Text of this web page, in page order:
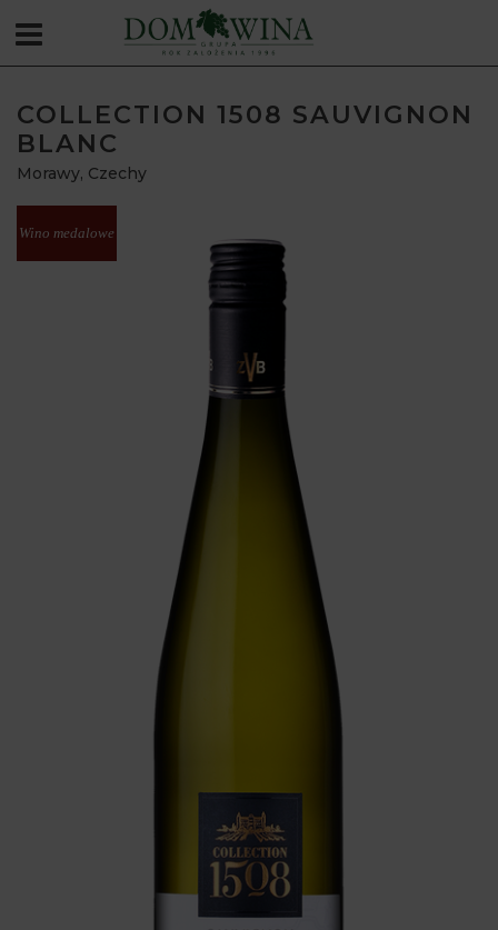
COLLECTION 1508 SAUVIGNON
BLANC
Morawy, Czechy
Wino medalowe